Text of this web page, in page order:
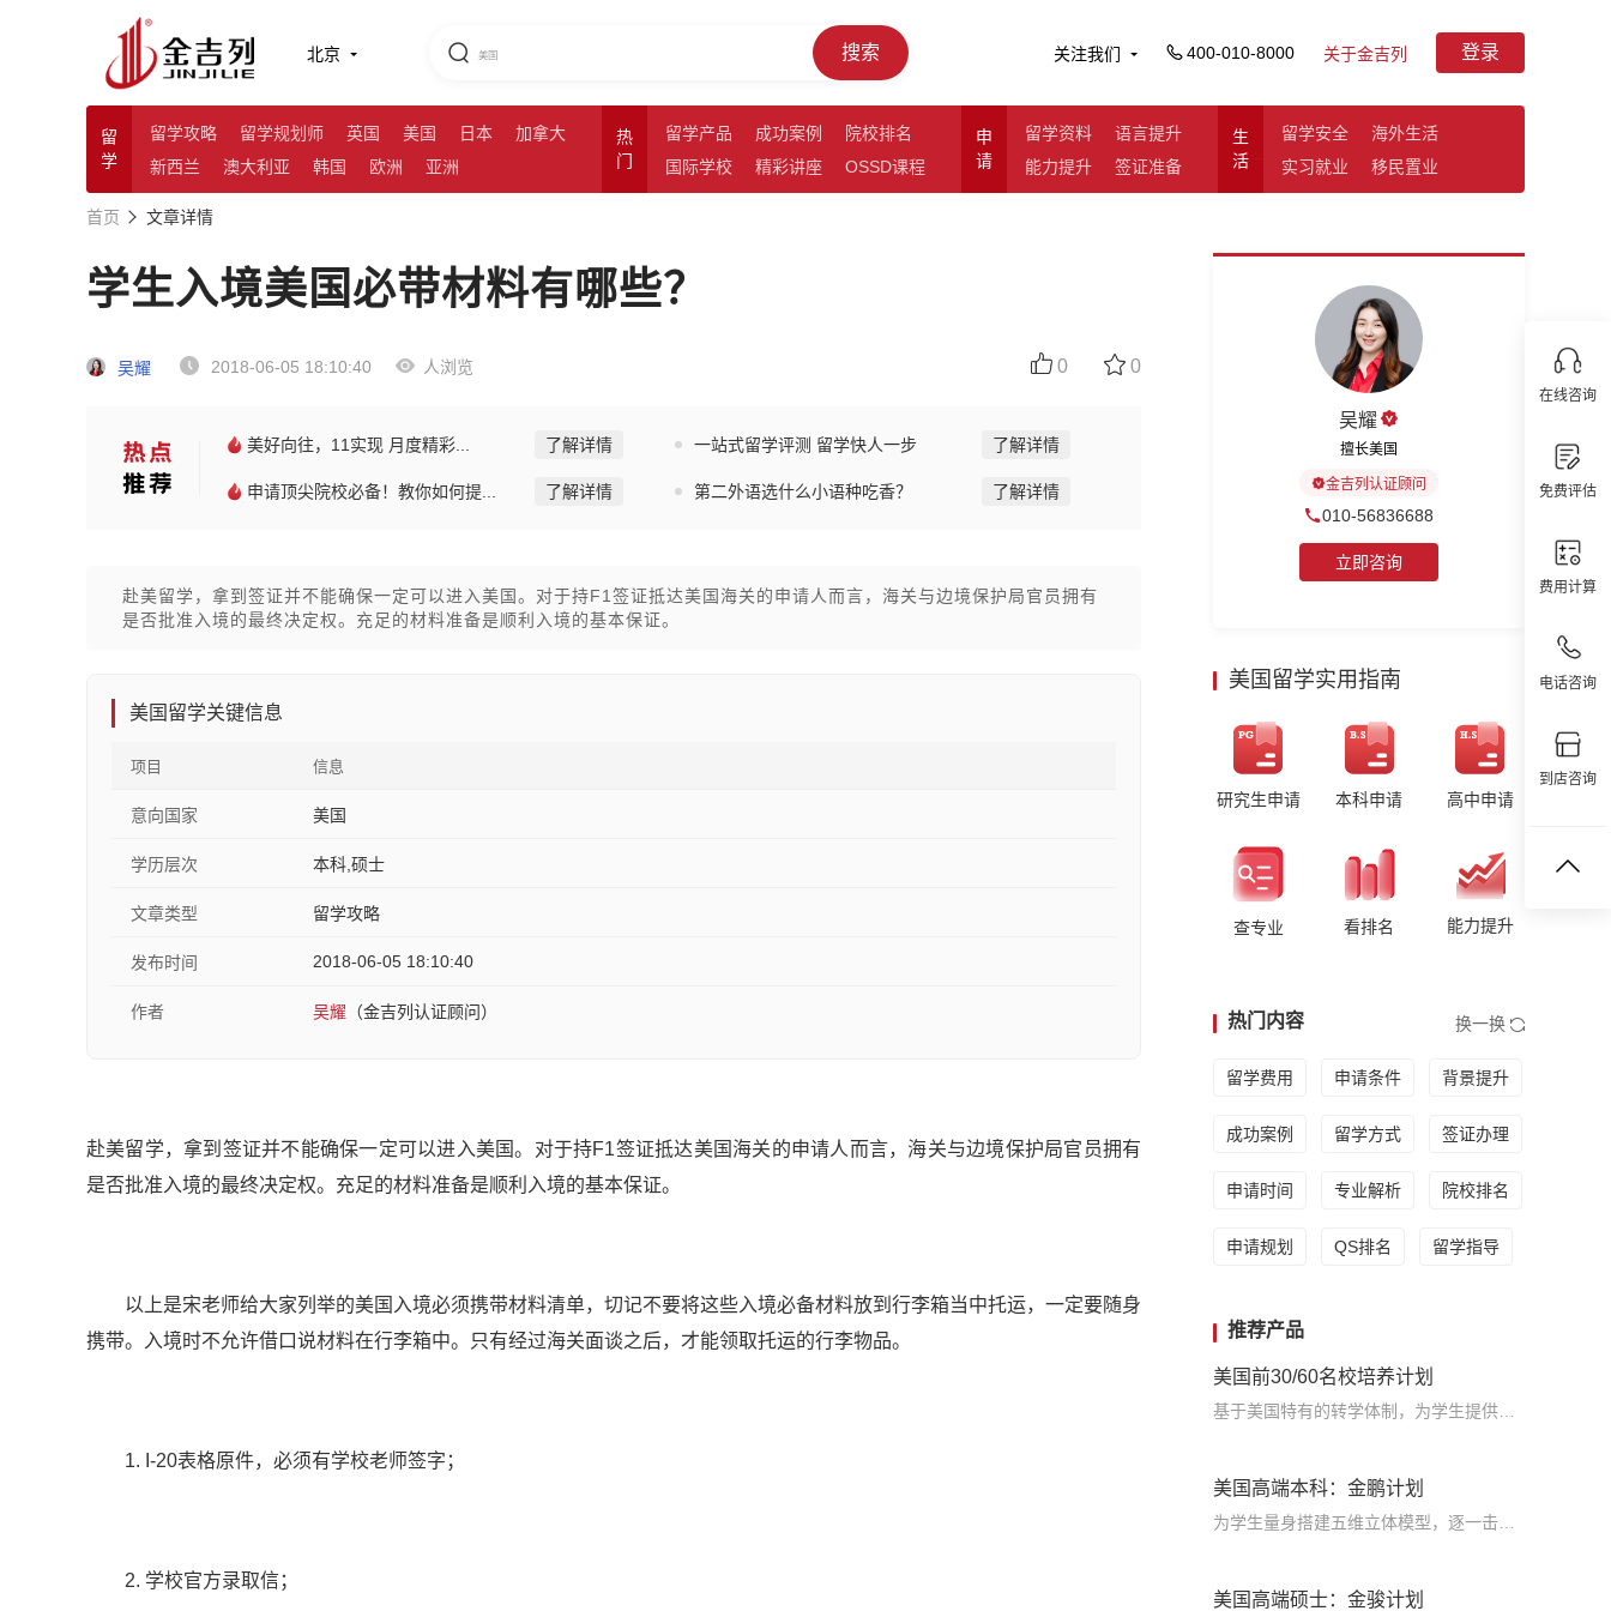
北京 搜索 关注我们 400-010-8000 关于金吉列 登录
留
学
留学攻略 留学规划师 英国 美国 日本
加拿大
新西兰
澳大利亚 韩国 欧洲 亚洲
热
门
留学产品 成功案例
院校排名
国际学校
精彩讲座 OSSD课程
申
请
留学资料
语言提升
能力提升
签证准备
生
活
留学安全
海外生活
实习就业
移民置业
在线咨询
免费评估
费用计算
电话咨询
到店咨询
首页 文章详情
学生入境美国必带材料有哪些？
吴耀 2018-06-05 18:10:40 人浏览 0 0
美好向往，11实现 月度精彩... 了解详情 一站式留学评测 留学快人一步 了解详情
申请顶尖院校必备！教你如何提... 了解详情 第二外语选什么小语种吃香？ 了解详情
赴美留学，拿到签证并不能确保一定可以进入美国。对于持F1签证抵达美国海关的申请人而言，海关与边境保护局官员拥有
是否批准入境的最终决定权。充足的材料准备是顺利入境的基本保证。
美国留学关键信息
项目 信息
意向国家 美国
学历层次 本科,硕士
文章类型 留学攻略
发布时间 2018-06-05 18:10:40
作者 吴耀 （金吉列认证顾问）
赴美留学，拿到签证并不能确保一定可以进入美国。对于持F1签证抵达美国海关的申请人而言，海关与边境保护局官员拥有
是否批准入境的最终决定权。充足的材料准备是顺利入境的基本保证。
以上是宋老师给大家列举的美国入境必须携带材料清单，切记不要将这些入境必备材料放到行李箱当中托运，一定要随身
携带。入境时不允许借口说材料在行李箱中。只有经过海关面谈之后，才能领取托运的行李物品。
1. I-20表格原件，必须有学校老师签字；
2. 学校官方录取信；
吴耀
擅长美国
金吉列认证顾问
010-56836688
立即咨询
美国留学实用指南
研究生申请 本科申请 高中申请
查专业 看排名 能力提升
热门内容 换一换
留学费用 申请条件 背景提升
成功案例 留学方式 签证办理
申请时间 专业解析 院校排名
申请规划 QS排名 留学指导
推荐产品
美国前30/60名校培养计划
美国高端本科：金鹏计划
美国高端硕士：金骏计划